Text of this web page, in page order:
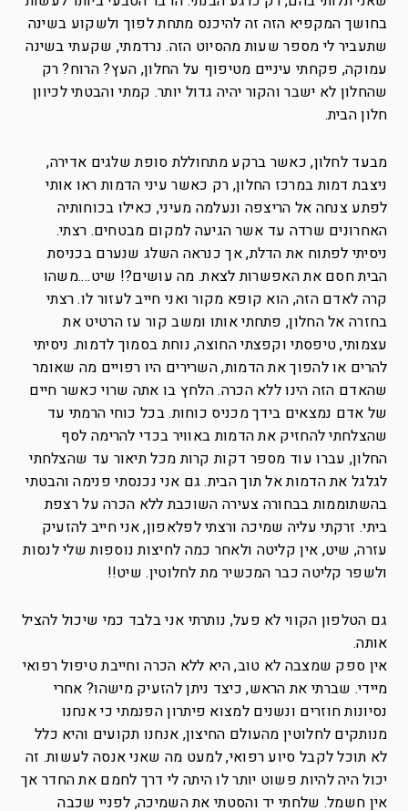
בחושך המקפיא הזה זה להיכנס מתחת לפוך ולשקוע בשינה
שתעביר לי מספר שעות מהסיוט הזה. נרדמתי, שקעתי בשינה
עמוקה, פקחתי עיניים מטיפוף על החלון, העץ? הרוח? רק
שהחלון לא ישבר והקור יהיה גדול יותר. קמתי והבטתי לכיוון
חלון הבית.
מבעד לחלון, כאשר ברקע מתחוללת סופת שלגים אדירה,
ניצבת דמות במרכז החלון, רק כאשר עיני הדמות ראו אותי
לפתע צנחה אל הריצפה ונעלמה מעיני, כאילו בכוחותיה
האחרונים שרדה עד אשר הגיעה למקום מבטחים. רצתי.
ניסיתי לפתוח את הדלת, אך כנראה השלג שנערם בכניסת
הבית חסם את האפשרות לצאת. מה עושים?! שיט….משהו
קרה לאדם הזה, הוא קופא מקור ואני חייב לעזור לו. רצתי
בחזרה אל החלון, פתחתי אותו ומשב קור עז הרטיט את
עצמותי, טיפסתי וקפצתי החוצה, נוחת בסמוך לדמות. ניסיתי
להרים או להפוך את הדמות, השרירים היו רפויים מה שאומר
שהאדם הזה הינו ללא הכרה. הלחץ בו אתה שרוי כאשר חיים
של אדם נמצאים בידך מכניס כוחות. בכל כוחי הרמתי עד
שהצלחתי להחזיק את הדמות באוויר בכדי להרימה לסף
החלון, עברו עוד מספר דקות קרות מכל תיאור עד שהצלחתי
לגלגל את הדמות אל תוך הבית. גם אני נכנסתי פנימה והבטתי
בהשתוממות בבחורה צעירה השוכבת ללא הכרה על רצפת
ביתי. זרקתי עליה שמיכה ורצתי לפלאפון, אני חייב להזעיק
עזרה, שיט, אין קליטה ולאחר כמה לחיצות נוספות שלי לנסות
ולשפר קליטה כבר המכשיר מת לחלוטין. שיט!!
גם הטלפון הקווי לא פעל, נותרתי אני בלבד כמי שיכול להציל
אותה.
אין ספק שמצבה לא טוב, היא ללא הכרה וחייבת טיפול רפואי
מיידי. שברתי את הראש, כיצד ניתן להזעיק מישהו? אחרי
נסיונות חוזרים ונשנים למצוא פיתרון הפנמתי כי אנחנו
מנותקים לחלוטין מהעולם החיצון, אנחנו תקועים והיא כלל
לא תוכל לקבל סיוע רפואי, למעט מה שאני אנסה לעשות. זה
יכול היה להיות פשוט יותר לו היתה לי דרך לחמם את החדר אך
אין חשמל. שלחתי יד והסטתי את השמיכה, לפניי שכבה